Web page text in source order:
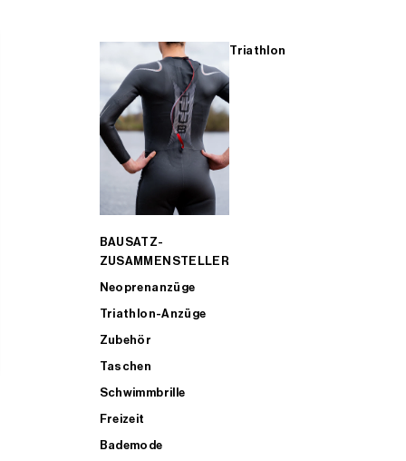
Triathlon
BAUSATZ-
ZUSAMMENSTELLER
Neoprenanzüge
Triathlon-Anzüge
Zubehör
Taschen
Schwimmbrille
Freizeit
Bademode